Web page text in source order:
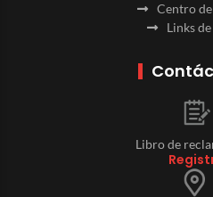
Centro
Links
Libro de